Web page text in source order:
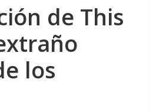
de This
los